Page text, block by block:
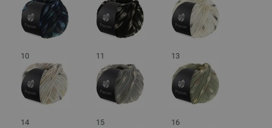
10 11 13
14 15 16